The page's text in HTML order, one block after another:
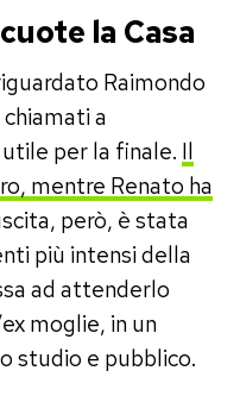
la Casa
Raimondo
a
per la finale. Il
mentre Renato ha
però, è stata
più intensi della
ad attenderlo
moglie, in un
studio e pubblico.